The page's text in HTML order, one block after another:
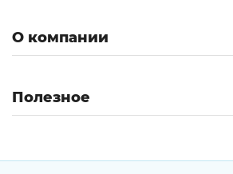
О компании
Полезное